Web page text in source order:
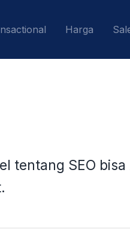
Harga
tentang SEO